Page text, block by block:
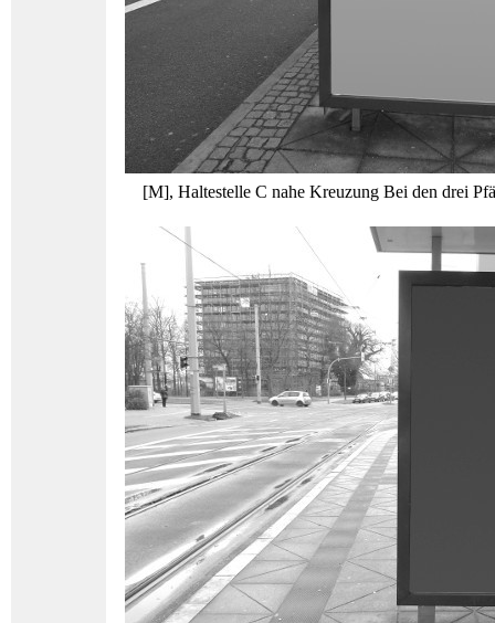
[M], Haltestelle C nahe Kreuzung Bei den drei